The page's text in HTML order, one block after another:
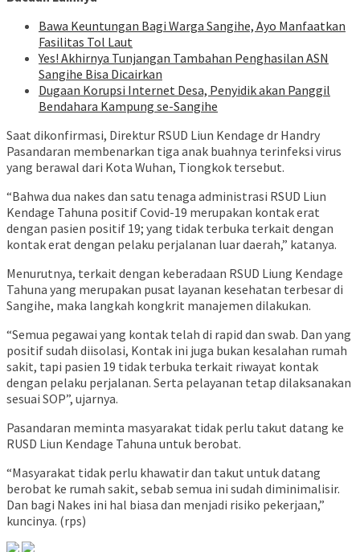
Bawa Keuntungan Bagi Warga Sangihe, Ayo Manfaatkan
Fasilitas Tol Laut
Yes! Akhirnya Tunjangan Tambahan Penghasilan ASN
Sangihe Bisa Dicairkan
Dugaan Korupsi Internet Desa, Penyidik akan Panggil
Bendahara Kampung se-Sangihe
Saat dikonfirmasi, Direktur RSUD Liun Kendage dr Handry
Pasandaran membenarkan tiga anak buahnya terinfeksi virus
yang berawal dari Kota Wuhan, Tiongkok tersebut.
“Bahwa dua nakes dan satu tenaga administrasi RSUD Liun
Kendage Tahuna positif Covid-19 merupakan kontak erat
dengan pasien positif 19; yang tidak terbuka terkait dengan
kontak erat dengan pelaku perjalanan luar daerah,” katanya.
Menurutnya, terkait dengan keberadaan RSUD Liung Kendage
Tahuna yang merupakan pusat layanan kesehatan terbesar di
Sangihe, maka langkah kongkrit manajemen dilakukan.
“Semua pegawai yang kontak telah di rapid dan swab. Dan yang
positif sudah diisolasi, Kontak ini juga bukan kesalahan rumah
sakit, tapi pasien 19 tidak terbuka terkait riwayat kontak
dengan pelaku perjalanan. Serta pelayanan tetap dilaksanakan
sesuai SOP”, ujarnya.
Pasandaran meminta masyarakat tidak perlu takut datang ke
RUSD Liun Kendage Tahuna untuk berobat.
“Masyarakat tidak perlu khawatir dan takut untuk datang
berobat ke rumah sakit, sebab semua ini sudah diminimalisir.
Dan bagi Nakes ini hal biasa dan menjadi risiko pekerjaan,”
kuncinya. (rps)